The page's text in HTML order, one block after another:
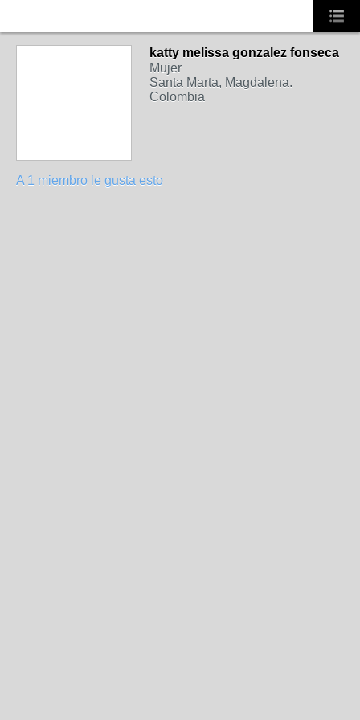
katty melissa gonzalez fonseca
Mujer
Santa Marta, Magdalena.
Colombia
A 1 miembro le gusta esto